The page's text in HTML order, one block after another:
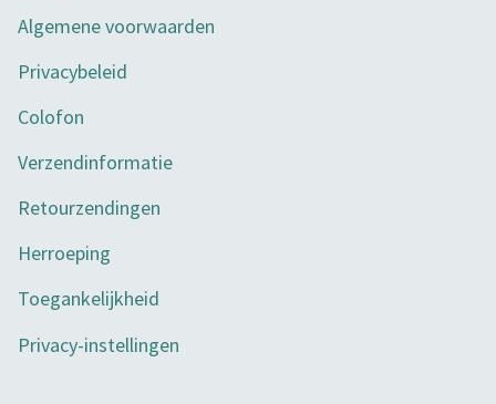
Algemene voorwaarden
Privacybeleid
Colofon
Verzendinformatie
Retourzendingen
Herroeping
Toegankelijkheid
Privacy-instellingen